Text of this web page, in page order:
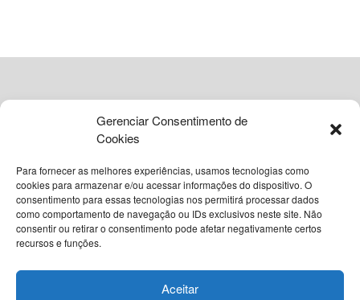
Gerenciar Consentimento de
Cookies
Para fornecer as melhores experiências, usamos tecnologias como
cookies para armazenar e/ou acessar informações do dispositivo. O
consentimento para essas tecnologias nos permitirá processar dados
como comportamento de navegação ou IDs exclusivos neste site. Não
consentir ou retirar o consentimento pode afetar negativamente certos
recursos e funções.
Aceitar
© 2026Grupo VIA365 Comunicação Estratégica
Navegue pelo nosso site
Política Editorial do InstantBA